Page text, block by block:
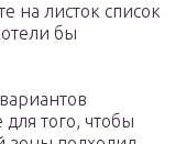
на листок список
бы
того, чтобы